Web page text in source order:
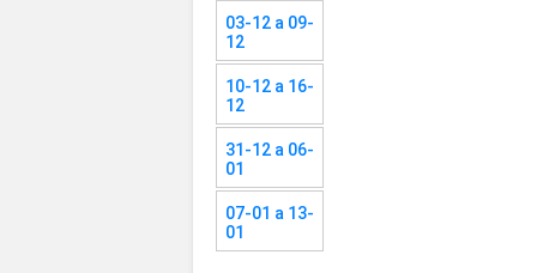
03-12 a 09-
12
10-12 a 16-
12
31-12 a 06-
01
07-01 a 13-
01